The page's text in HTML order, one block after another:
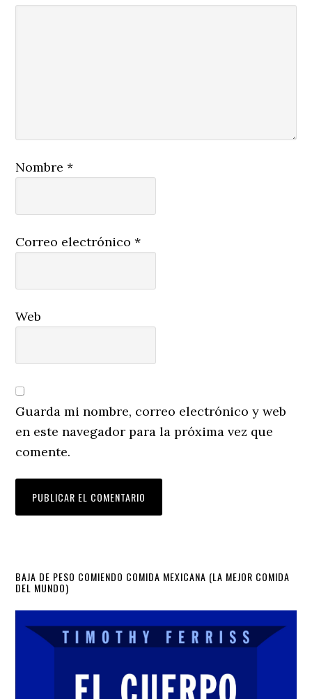
Nombre*
Correo electrónico*
Web
Guarda mi nombre, correo electrónico y web
en este navegador para la próxima vez que
comente.
Primary
Sidebar
BAJA DE PESO COMIENDO COMIDA MEXICANA (LA MEJOR COMIDA
DEL MUNDO)